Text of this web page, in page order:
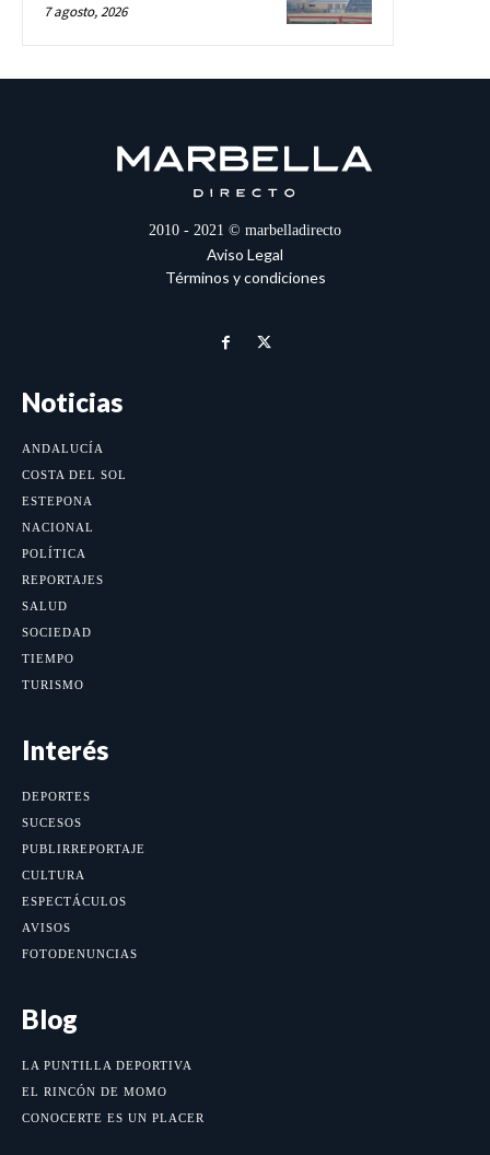
7 agosto, 2026
2010 - 2021 © marbelladirecto
Aviso Legal
Términos y condiciones
Noticias
ANDALUCÍA
COSTA DEL SOL
ESTEPONA
NACIONAL
POLÍTICA
REPORTAJES
SALUD
SOCIEDAD
TIEMPO
TURISMO
Interés
DEPORTES
SUCESOS
PUBLIRREPORTAJE
CULTURA
ESPECTÁCULOS
AVISOS
FOTODENUNCIAS
Blog
LA PUNTILLA DEPORTIVA
EL RINCÓN DE MOMO
CONOCERTE ES UN PLACER